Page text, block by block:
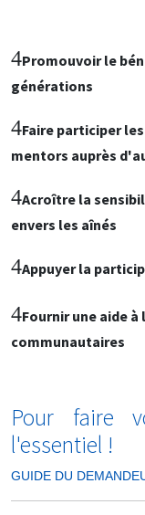
4Promouvoir le
générations
4Faire participer
mentors auprès
4Acroître la
envers les aînés
4Appuyer la
4Fournir une aide
communautaires
Pour faire
l'essentiel !
GUIDE DU